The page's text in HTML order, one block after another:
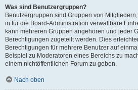
Was sind Benutzergruppen?
Benutzergruppen sind Gruppen von
in für die Board-Administration verwaltbare
kann mehreren Gruppen angehören und jeder
Berechtigungen zugeteilt werden. Dies
Berechtigungen für mehrere Benutzer auf
Beispiel zu Moderatoren eines Bereichs zu
einem nichtöffentlichen Forum zu geben.
Nach oben